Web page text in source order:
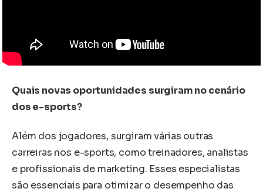
Quais novas oportunidades surgiram no cenário
dos e-sports?
Além dos jogadores, surgiram várias outras
carreiras nos e-sports, como treinadores, analistas
e profissionais de marketing. Esses especialistas
são essenciais para otimizar o desempenho das